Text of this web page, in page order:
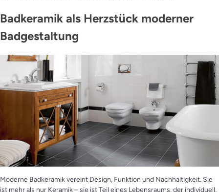
Badkeramik als Herzstück moderner
Badgestaltung
Moderne Badkeramik vereint Design, Funktion und Nachhaltigkeit. Sie
ist mehr als nur Keramik – sie ist Teil eines Lebensraums, der individuell,